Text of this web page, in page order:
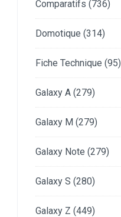
Comparatifs (736)
Domotique (314)
Fiche Technique (95)
Galaxy A (279)
Galaxy M (279)
Galaxy Note (279)
Galaxy S (280)
Galaxy Z (449)